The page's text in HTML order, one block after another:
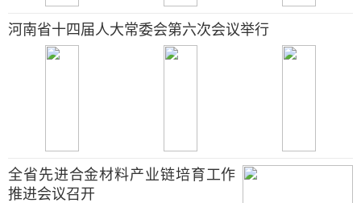
河南省十四届人大常委会第六次会议举行
全省先进合金材料产业链培育工作
推进会议召开